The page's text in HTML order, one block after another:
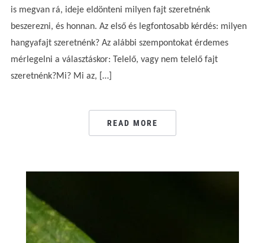
is megvan rá, ideje eldönteni milyen fajt szeretnénk
beszerezni, és honnan. Az első és legfontosabb kérdés: milyen
hangyafajt szeretnénk? Az alábbi szempontokat érdemes
mérlegelni a választáskor: Telelő, vagy nem telelő fajt
szeretnénk?Mi? Mi az, […]
READ MORE